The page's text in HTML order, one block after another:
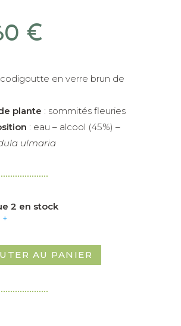
€
en verre brun de
plante : sommités fleuries
: eau – alcool (45%) –
ulmaria
2 en stock
+
AU PANIER